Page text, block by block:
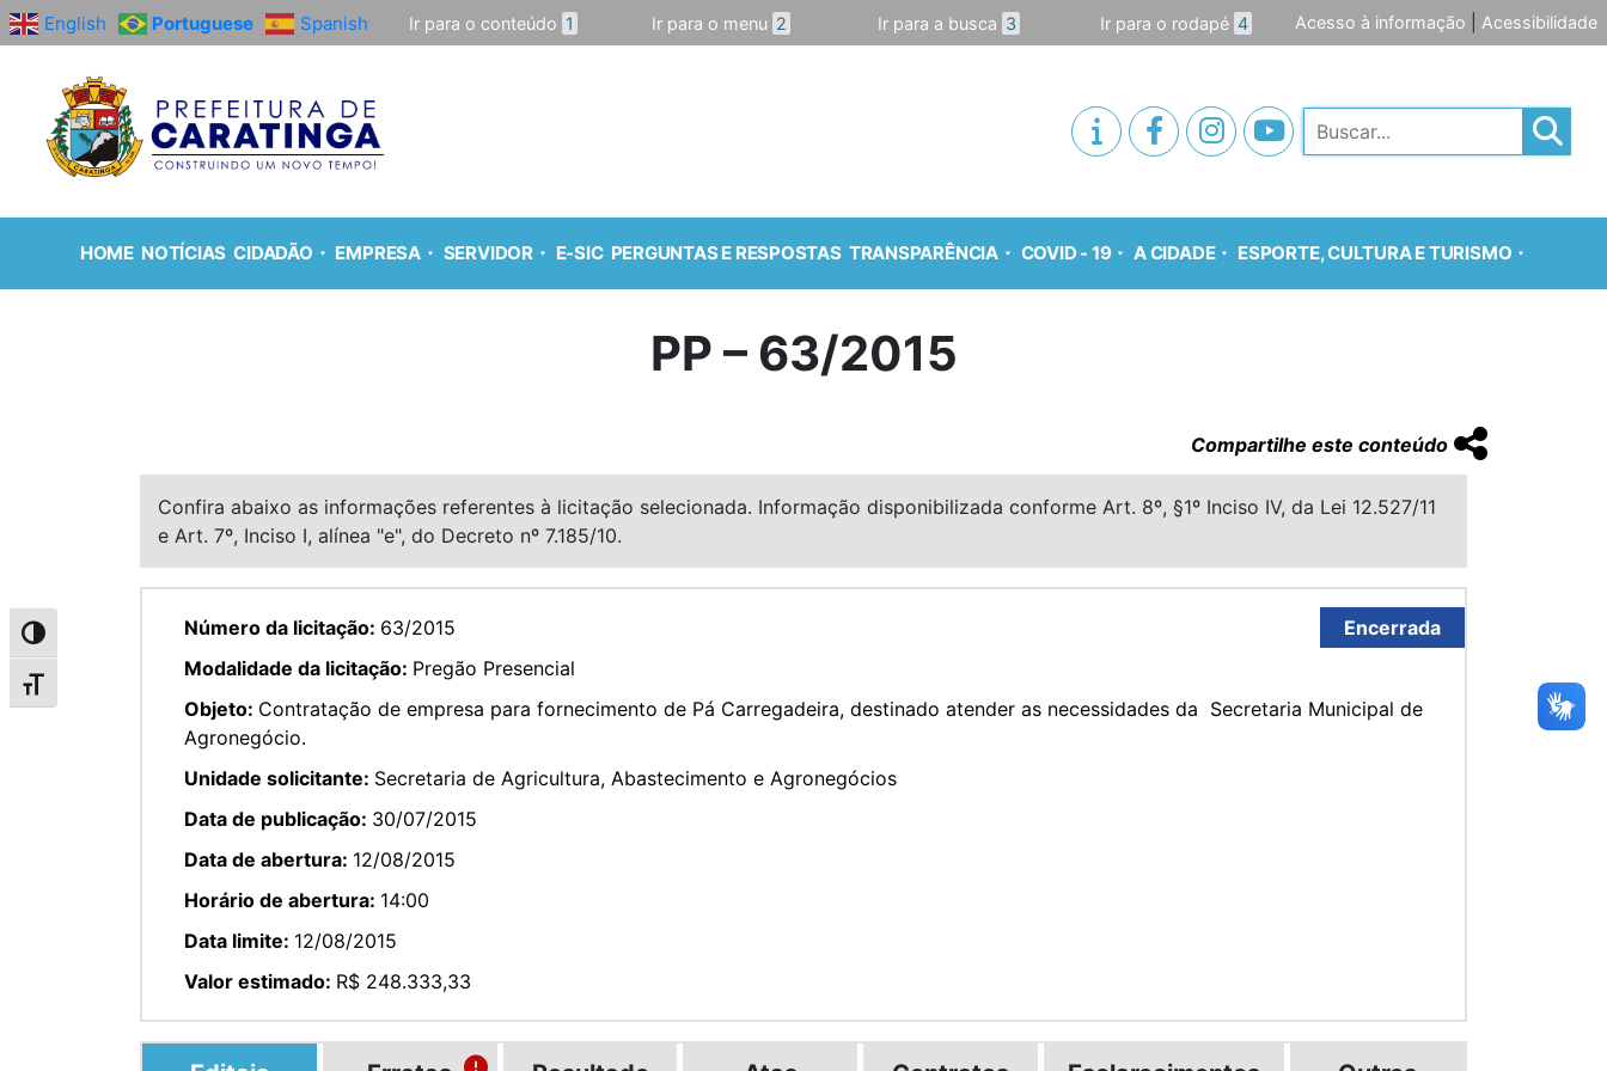
Alternar alto contraste
Alternar tamanho da fonte
English Portuguese Spanish Ir para o conteúdo 1 Ir para o menu 2 Ir para a busca 3 Ir para o rodapé 4 Acesso à informação Acessibilidade
Pesquisar
HOME NOTÍCIAS CIDADÃO EMPRESA SERVIDOR E-SIC PERGUNTAS E RESPOSTAS TRANSPARÊNCIA COVID - 19 A CIDADE ESPORTE, CULTURA E TURISMO
PP – 63/2015
Compartilhe este conteúdo
Confira abaixo as informações referentes à licitação selecionada. Informação disponibilizada conforme Art. 8º, §1º Inciso IV, da Lei 12.527/11
e Art. 7º, Inciso I, alínea "e", do Decreto nº 7.185/10.
Encerrada
Número da licitação: 63/2015
Modalidade da licitação: Pregão Presencial
Objeto: Contratação de empresa para fornecimento de Pá Carregadeira, destinado atender as necessidades da Secretaria Municipal de
Agronegócio.
Unidade solicitante: Secretaria de Agricultura, Abastecimento e Agronegócios
Data de publicação: 30/07/2015
Data de abertura: 12/08/2015
Horário de abertura: 14:00
Data limite: 12/08/2015
Valor estimado: R$ 248.333,33